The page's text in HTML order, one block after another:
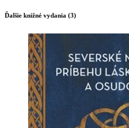
Ďalšie knižné vydania (3)